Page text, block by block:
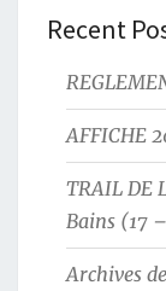
Recent
AFFICHE
TRAIL DE
Bains (17
Archives